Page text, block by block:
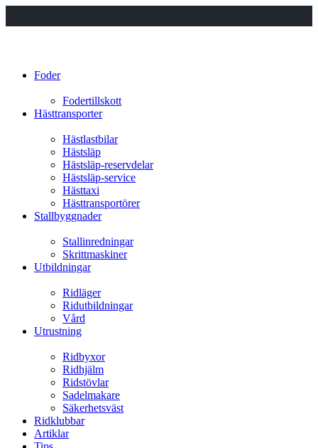
Foder
Fodertillskott
Hästtransporter
Hästlastbilar
Hästsläp
Hästsläp-reservdelar
Hästsläp-service
Hästtaxi
Hästtransportörer
Stallbyggnader
Stallinredningar
Skrittmaskiner
Utbildningar
Ridläger
Ridutbildningar
Vård
Utrustning
Ridbyxor
Ridhjälm
Ridstövlar
Sadelmakare
Säkerhetsväst
Ridklubbar
Artiklar